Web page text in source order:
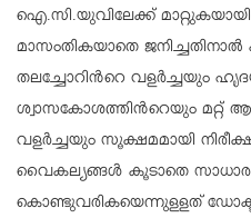
ഐ.സി.യുവിലേക്ക്
മാസംതികയാതെ
തലച്ചോറിന്‍റെ വളര്‍ച്ചയും
ശ്വാസകോശത്തിന്‍റെയും മറ്റ്
വളര്‍ച്ചയും സൂക്ഷമമായി
വൈകല്യങ്ങള്‍ കൂടാതെ സാധാരണ
കൊണ്ടുവരികയെന്നുളളത്